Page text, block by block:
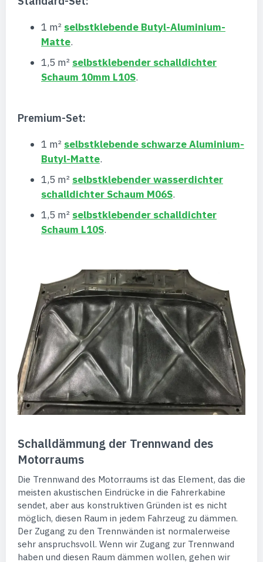
1 m² selbstklebende Butyl-Aluminium-
Matte.
1,5 m² selbstklebender schalldichter
Schaum 10mm L10S.
Premium-Set:
1 m² selbstklebende schwarze Aluminium-
Butyl-Matte.
1,5 m² selbstklebender wasserdichter
schalldichter Schaum M06S.
1,5 m² selbstklebender schalldichter
Schaum L10S.
Schalldämmung der Trennwand des
Motorraums
Die Trennwand des Motorraums ist das Element, das die
meisten akustischen Eindrücke in die Fahrerkabine
sendet, aber aus konstruktiven Gründen ist es nicht
möglich, diesen Raum in jedem Fahrzeug zu dämmen.
Der Zugang zu den Trennwänden ist normalerweise
sehr anspruchsvoll. Wenn wir Zugang zur Trennwand
haben und diesen Raum dämmen wollen, gehen wir